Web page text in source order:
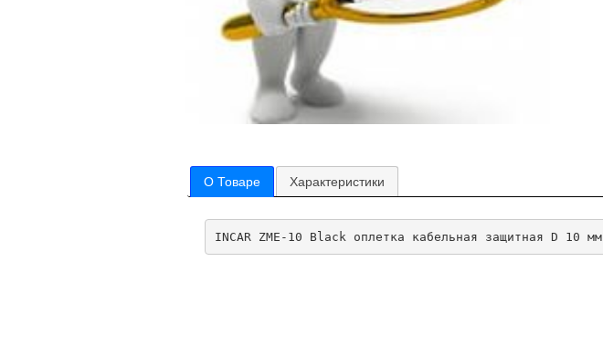
О Товаре Характеристики
INCAR ZME-10 Black оплетка кабельная защитная D 10 мм